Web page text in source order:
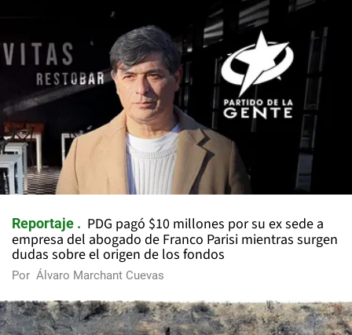
Reportaje
PDG pagó $10 millones por su ex sede a
empresa del abogado de Franco Parisi mientras surgen
dudas sobre el origen de los fondos
Por Álvaro Marchant Cuevas